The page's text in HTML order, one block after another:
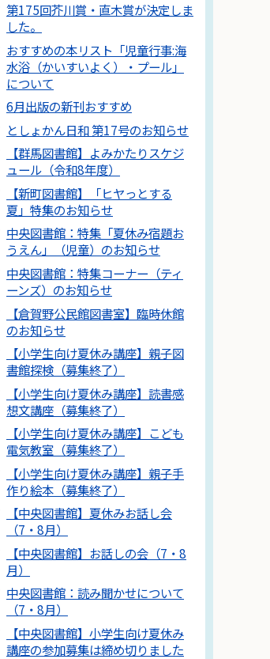
第175回芥川賞・直木賞が決定しま
した。
おすすめの本リスト「児童行事:海
水浴（かいすいよく）・プール」
について
6月出版の新刊おすすめ
としょかん日和 第17号のお知らせ
【群馬図書館】よみかたりスケジ
ュール（令和8年度）
【新町図書館】「ヒヤっとする
夏」特集のお知らせ
中央図書館：特集「夏休み宿題お
うえん」（児童）のお知らせ
中央図書館：特集コーナー（ティ
ーンズ）のお知らせ
【倉賀野公民館図書室】臨時休館
のお知らせ
【小学生向け夏休み講座】親子図
書館探検（募集終了）
【小学生向け夏休み講座】読書感
想文講座（募集終了）
【小学生向け夏休み講座】こども
電気教室（募集終了）
【小学生向け夏休み講座】親子手
作り絵本（募集終了）
【中央図書館】夏休みお話し会
（7・8月）
【中央図書館】お話しの会（7・8
月）
中央図書館：読み聞かせについて
（7・8月）
【中央図書館】小学生向け夏休み
講座の参加募集は締め切りました